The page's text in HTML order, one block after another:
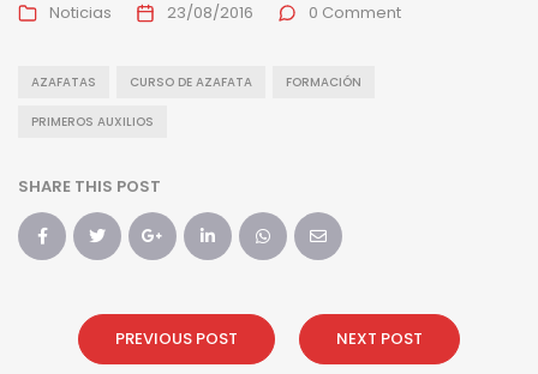
Noticias 23/08/2016 0 Comment
AZAFATAS CURSO DE AZAFATA FORMACIÓN
PRIMEROS AUXILIOS
SHARE THIS POST
PREVIOUS POST NEXT POST